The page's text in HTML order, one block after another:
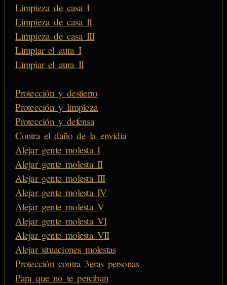
Limpieza de casa I
Limpieza de casa II
Limpieza de casa III
Limpiar el aura I
Limpiar el aura II
Protección y destierro
Protección y limpieza
Protección y defensa
Contra el daño de la envidia
Alejar gente molesta I
Alejar gente molesta II
Alejar gente molesta III
Alejar gente molesta IV
Alejar gente molesta V
Alejar gente molesta VI
Alejar gente molesta VII
Alejar situaciones molestas
Protección contra 3eras personas
Para que no te perciban